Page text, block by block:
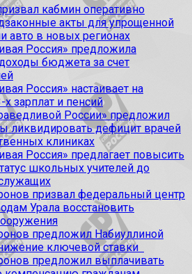
кабмин оперативно
акты для упрощенной
авто в новых регионах
Россия» предложила
бюджета за счет
Россия» настаивает на
зарплат и пенсий
России» предложил
ликвидировать дефицит врачей
клиниках
Россия» предлагает повысить
школьных учителей до
призвал федеральный центр
Урала восстановить
предложил Набиуллиной
ключевой ставки
предложил выплачивать